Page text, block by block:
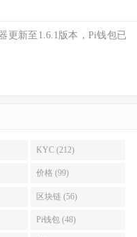
更新至1.6.1版本，Pi钱包已
KYC (212)
价格 (99)
区块链 (56)
Pi钱包 (48)